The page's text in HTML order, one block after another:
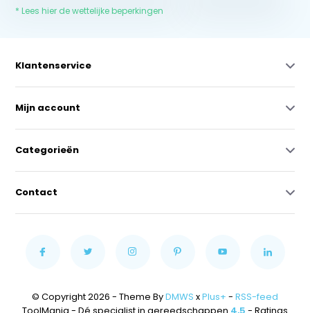
* Lees hier de wettelijke beperkingen
Klantenservice
Mijn account
Categorieën
Contact
© Copyright 2026 - Theme ByDMWS xPlus+ - RSS-feed
ToolMania - Dé specialist in gereedschappen 4,5 - Ratings